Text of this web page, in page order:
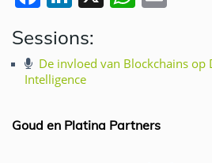
c
e
b
o
k
e
n
s
p
l
Sessions:
De invloed van Blockchains op
Intelligence
Goud en Platina Partners